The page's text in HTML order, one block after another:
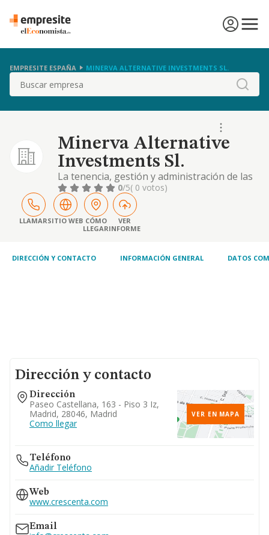
EMPRESITE ESPAÑA MINERVA ALTERNATIVE INVESTMENTS SL.
Buscar
Minerva Alternative
Investments Sl.
La tenencia, gestión y administración de las
acciones o participaciones sociales de las
sociedades en las que participa, centrando
su actividad en la tenencia, cobro de
dividendos y venta de las acciones o
participaciones sociales de dichas sociedades
0/5( 0 votos)
LLAMARSITIO WEB CÓMO
LLEGAR
VER
INFORME
DIRECCIÓN Y CONTACTO INFORMACIÓN GENERAL DATOS
Dirección y contacto
Dirección
Paseo Castellana, 163 - Piso 3 Iz,
Madrid, 28046, Madrid
Como llegar
VER EN MAPA
Teléfono
Añadir Teléfono
Web
www.crescenta.com
Email